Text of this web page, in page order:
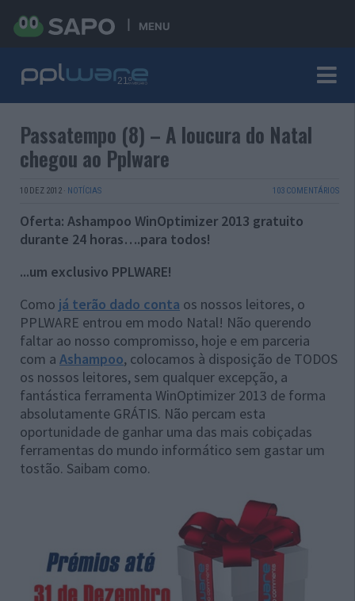
MENU
Passatempo (8) – A loucura do Natal
chegou ao Pplware
10 DEZ 2012 · NOTÍCIAS 103 COMENTÁRIOS
Oferta: Ashampoo WinOptimizer 2013 gratuito
durante 24 horas….para todos!
...um exclusivo PPLWARE!
Como já terão dado conta os nossos leitores, o
PPLWARE entrou em modo Natal! Não querendo
faltar ao nosso compromisso, hoje e em parceria
com a Ashampoo, colocamos à disposição de TODOS
os nossos leitores, sem qualquer excepção, a
fantástica ferramenta WinOptimizer 2013 de forma
absolutamente GRÁTIS. Não percam esta
oportunidade de ganhar uma das mais cobiçadas
ferramentas do mundo informático sem gastar um
tostão. Saibam como.